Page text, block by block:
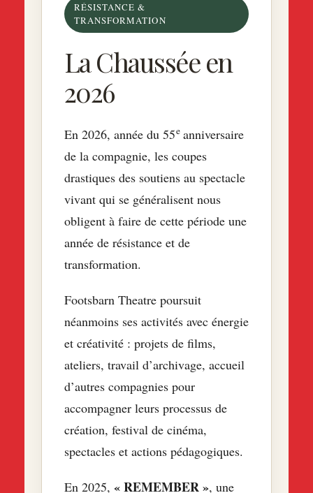
RÉSISTANCE &
TRANSFORMATION
La Chaussée en
2026
En 2026, année du 55eanniversaire
de la compagnie, les coupes
drastiques des soutiens au spectacle
vivant qui se généralisent nous
obligent à faire de cette période une
année de résistance et de
transformation.
Footsbarn Theatre poursuit
néanmoins ses activités avec énergie
et créativité : projets de films,
ateliers, travail d’archivage, accueil
d’autres compagnies pour
accompagner leurs processus de
création, festival de cinéma,
spectacles et actions pédagogiques.
En 2025, « REMEMBER », une